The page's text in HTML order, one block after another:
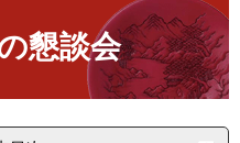
懇談会